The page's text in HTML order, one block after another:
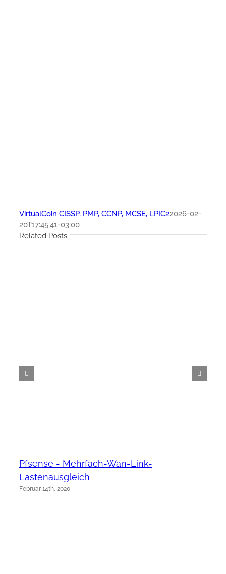
VirtualCoin CISSP, PMP, CCNP, MCSE, LPIC22026-02-
20T17:45:41-03:00
Related Posts
Pfsense - Mehrfach-Wan-Link-
Lastenausgleich
Februar 14th, 2020